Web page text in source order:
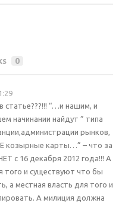
0
статье???!!! “…и нашим, и
начинании найдут ” типа
рынков,
козырные карты…” – что за
с 16 декабря 2012 года!!! А
того и существуют что бы
а местная власть для того и
А милиция должна